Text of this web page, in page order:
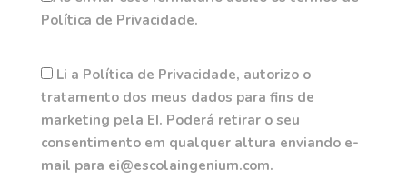
Política de Privacidade.
Li a Política de Privacidade, autorizo o
tratamento dos meus dados para fins de
marketing pela EI. Poderá retirar o seu
consentimento em qualquer altura enviando e-
mail para ei@escolaingenium.com.